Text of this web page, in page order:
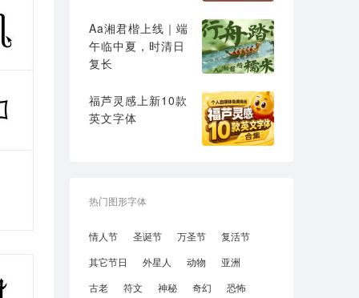
Aa湘君楷上线｜端
午临中夏，时清日
复长
福芦灵感上新10款
英文字体
热门图形字体
情人节 圣诞节 万圣节
复活节
其它节日
外星人 动物
亚洲
古老
符文 神秘 奇幻
恐怖